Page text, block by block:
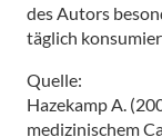
des Autors
täglich
Quelle:
Hazekamp A.
medizinischem